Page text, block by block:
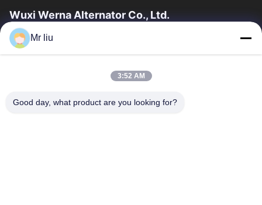
Wuxi Werna Alternator Co., Ltd.
Enlaces Rápidos
Sobre Nosotros
Recorrido Por La Fábrica
Control De Calidad
Mr liu
3:52 AM
Good day, what product are you looking for?